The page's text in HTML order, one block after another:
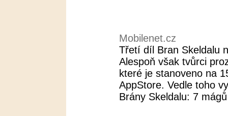
Mobilenet.cz
Třetí díl Bran Skeldalu
Alespoň však tvůrci
které je stanoveno na
AppStore. Vedle toho
Brány Skeldalu: 7